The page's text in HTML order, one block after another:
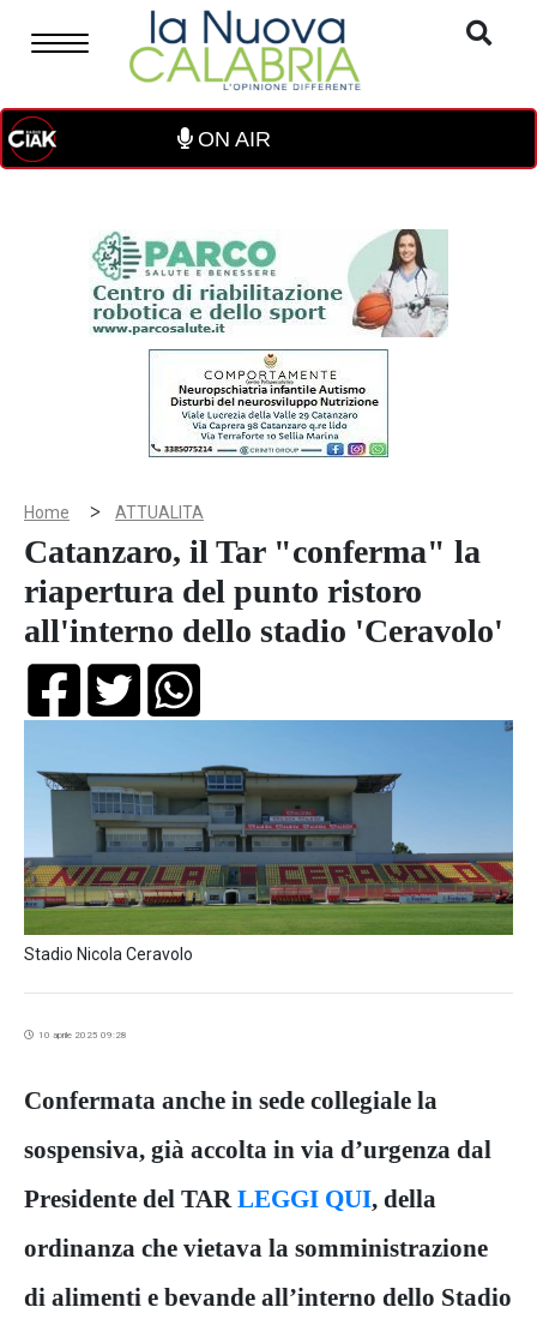
ON AIR
Home > ATTUALITA
Catanzaro, il Tar "conferma" la
riapertura del punto ristoro
all'interno dello stadio 'Ceravolo'
Stadio Nicola Ceravolo
10 aprile 2025 09:28
Confermata anche in sede collegiale la
sospensiva, già accolta in via d’urgenza dal
Presidente del TAR LEGGI QUI, della
ordinanza che vietava la somministrazione
di alimenti e bevande all’interno dello Stadio